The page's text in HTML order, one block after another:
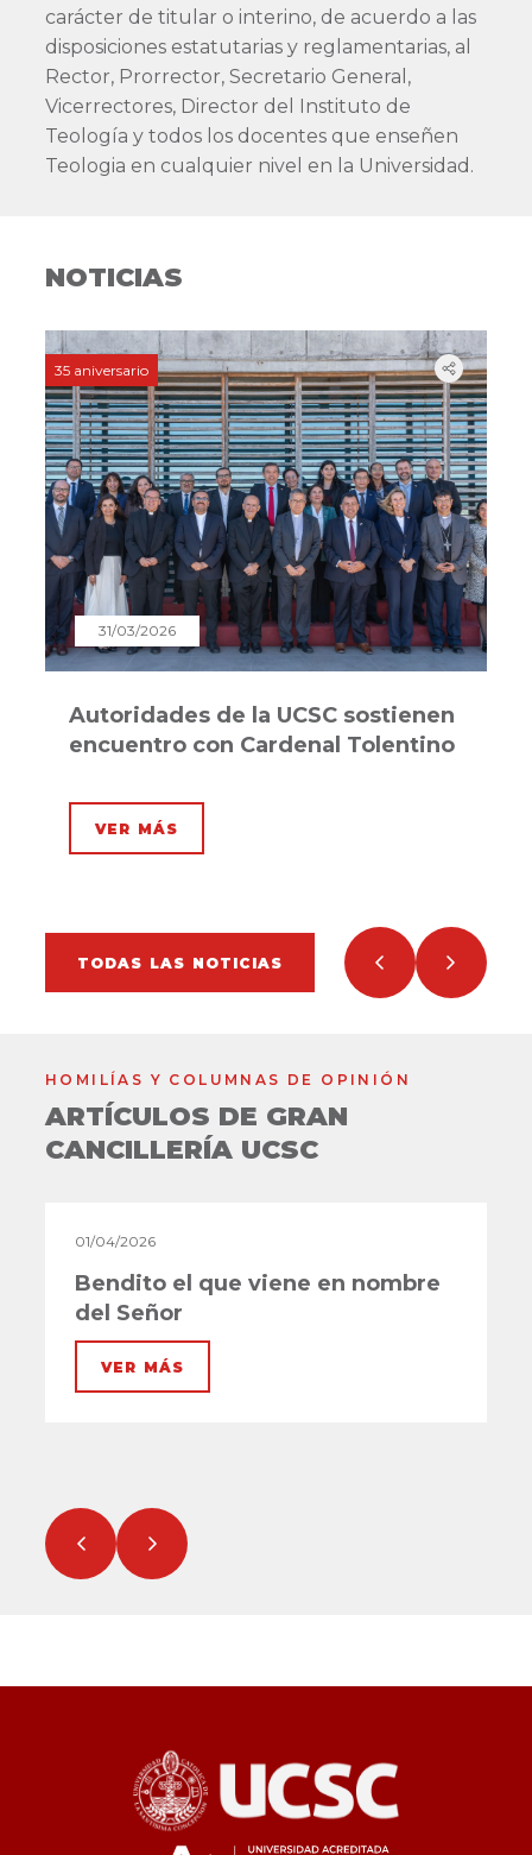
carácter de titular o interino, de acuerdo a las
disposiciones estatutarias y reglamentarias, al
Rector, Prorrector, Secretario General,
Vicerrectores, Director del Instituto de
Teología y todos los docentes que enseñen
Teologia en cualquier nivel en la Universidad.
NOTICIAS
35 aniversario
31/03/2026
Autoridades de la UCSC sostienen
encuentro con Cardenal Tolentino
VER MÁS
TODAS LAS NOTICIAS
HOMILÍAS Y COLUMNAS DE OPINIÓN
ARTÍCULOS DE GRAN
CANCILLERÍA UCSC
01/04/2026
Bendito el que viene en nombre
del Señor
VER MÁS